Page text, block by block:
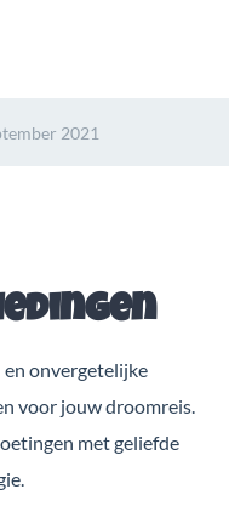
2021
onvergetelijke
voor jouw droomreis.
met geliefde